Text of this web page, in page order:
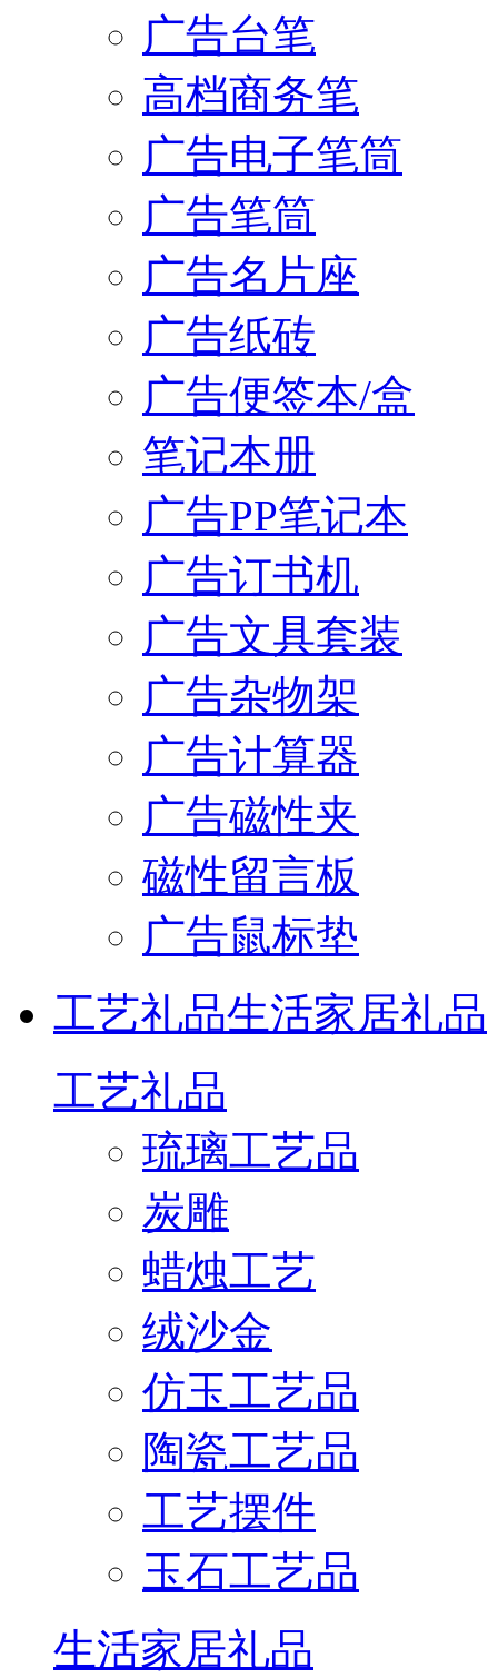
广告台笔
高档商务笔
广告电子笔筒
广告笔筒
广告名片座
广告纸砖
广告便签本/盒
笔记本册
广告PP笔记本
广告订书机
广告文具套装
广告杂物架
广告计算器
广告磁性夹
磁性留言板
广告鼠标垫
工艺礼品生活家居礼品
工艺礼品
琉璃工艺品
炭雕
蜡烛工艺
绒沙金
仿玉工艺品
陶瓷工艺品
工艺摆件
玉石工艺品
生活家居礼品